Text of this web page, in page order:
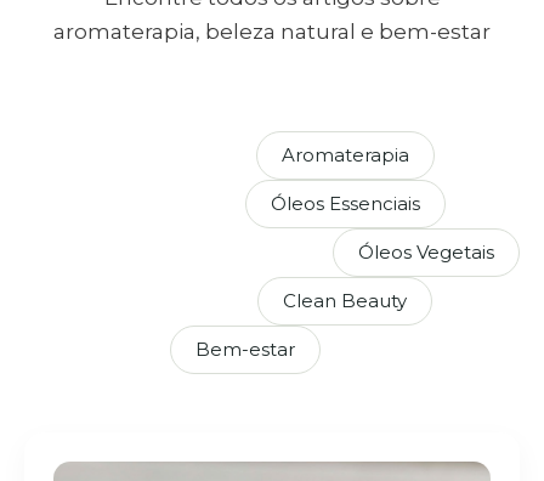
aromaterapia, beleza natural e bem-estar
Aromaterapia
Óleos Essenciais
Óleos Vegetais
Clean Beauty
Bem-estar